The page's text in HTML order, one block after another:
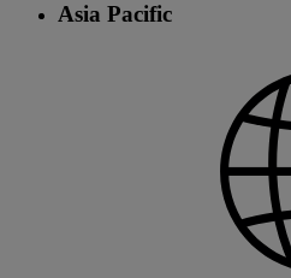
Asia Pacific